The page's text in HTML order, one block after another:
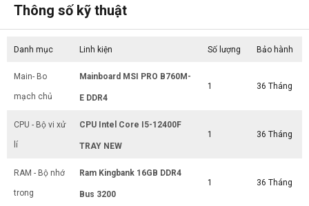
Thông số kỹ thuật
Danh mục Linh kiện Số lượng Bảo hành
Main- Bo
mạch chủ
Mainboard MSI PRO B760M-
E DDR4
1 36 Tháng
CPU - Bộ vi xử
lí
CPU Intel Core I5-12400F
TRAY NEW
1 36 Tháng
RAM - Bộ nhớ
trong
Ram Kingbank 16GB DDR4
Bus 3200
1 36 Tháng